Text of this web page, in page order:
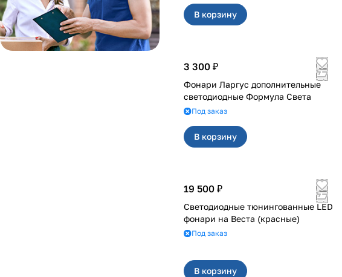
В корзину
3 300 ₽
Фонари Ларгус дополнительные
светодиодные Формула Света
Под заказ
В корзину
19 500 ₽
Светодиодные тюнингованные LED
фонари на Веста (красные)
Под заказ
В корзину